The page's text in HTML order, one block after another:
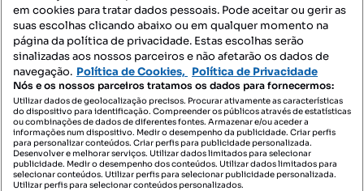
410 000 €69,33 €/m²
Terreno Industrial c/ 5.914 m2 para Construção de
Armazém em Santa
Praceta Furriel Eduardo Melo, Santa Maria de Lamas, Santa Maria da Feira, Aveiro
Preço por metro quadrado
5914 m²
em cookies para tratar dados pessoais. Pode aceitar ou gerir as
suas escolhas clicando abaixo ou em qualquer momento na
página da política de privacidade. Estas escolhas serão
sinalizadas aos nossos parceiros e não afetarão os dados de
navegação. Política de Cookies, Política de Privacidade
Nós e os nossos parceiros tratamos os dados para fornecermos:
Utilizar dados de geolocalização precisos. Procurar ativamente as características
do dispositivo para identificação. Compreender os públicos através de estatísticas
ou combinações de dados de diferentes fontes. Armazenar e/ou aceder a
informações num dispositivo. Medir o desempenho da publicidade. Criar perfis
para personalizar conteúdos. Criar perfis para publicidade personalizada.
Desenvolver e melhorar serviços. Utilizar dados limitados para selecionar
publicidade. Medir o desempenho dos conteúdos. Utilizar dados limitados para
selecionar conteúdos. Utilizar perfis para selecionar publicidade personalizada.
Utilizar perfis para selecionar conteúdos personalizados.